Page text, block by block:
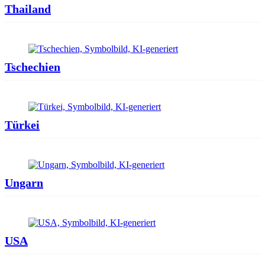
Thailand
Tschechien
Türkei
Ungarn
USA